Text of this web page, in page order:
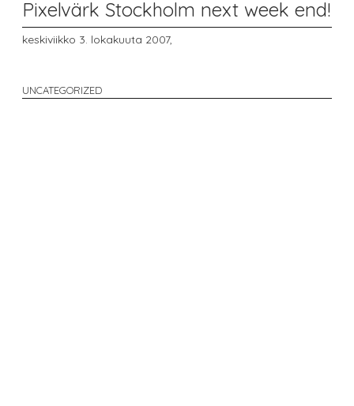
Pixelvärk Stockholm next week end!
keskiviikko 3. lokakuuta 2007,
UNCATEGORIZED